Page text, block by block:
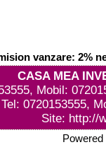
vanzare: 2%
CASA MEA
Mobil:
0720153555,
Site: http://
Powered